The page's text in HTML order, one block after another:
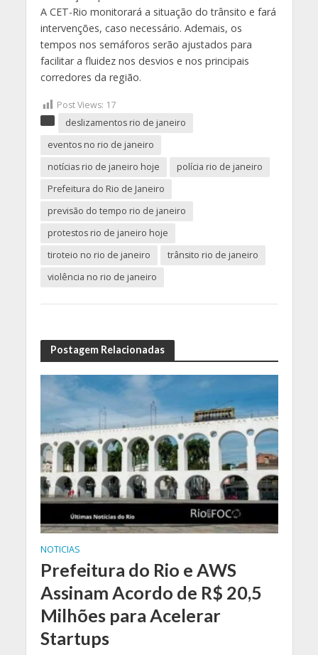
A CET-Rio monitorará a situação do trânsito e fará
intervenções, caso necessário. Ademais, os
tempos nos semáforos serão ajustados para
facilitar a fluidez nos desvios e nos principais
corredores da região.
Post Views: 17
deslizamentos rio de janeiro
eventos no rio de janeiro
notícias rio de janeiro hoje
polícia rio de janeiro
Prefeitura do Rio de Janeiro
previsão do tempo rio de janeiro
protestos rio de janeiro hoje
tiroteio no rio de janeiro
trânsito rio de janeiro
violência no rio de janeiro
Postagem Relacionadas
NOTICIAS
Prefeitura do Rio e AWS
Assinam Acordo de R$ 20,5
Milhões para Acelerar
Startups